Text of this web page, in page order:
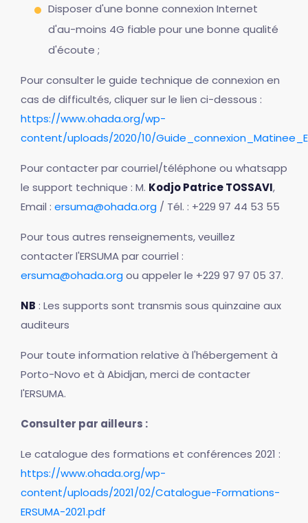
Disposer d'une bonne connexion Internet
d'au-moins 4G fiable pour une bonne qualité
d'écoute ;
Pour consulter le guide technique de connexion en
cas de difficultés, cliquer sur le lien ci-dessous :
https://www.ohada.org/wp-
content/uploads/2020/10/
Pour contacter par courriel/téléphone ou whatsapp
le support technique : M. Kodjo Patrice TOSSAVI,
Email : ersuma@ohada.org / Tél. : +229 97 44 53 55
Pour tous autres renseignements, veuillez
contacter l'ERSUMA par courriel :
ersuma@ohada.orgou appeler le +229 97 97 05 37.
NB : Les supports sont transmis sous quinzaine aux
auditeurs
Pour toute information relative à l'hébergement à
Porto-Novo et à Abidjan, merci de contacter
l'ERSUMA.
Consulter par ailleurs :
Le catalogue des formations et conférences 2021 :
https://www.ohada.org/wp-
content/uploads/2021/02/Catalogue-Formations-
ERSUMA-2021.pdf